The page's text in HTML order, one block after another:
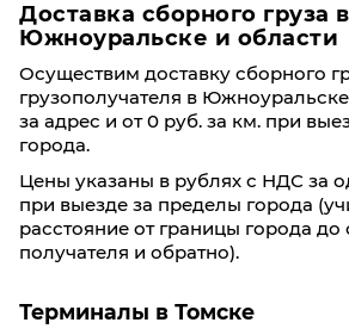
Доставка сборного груза в
Южноуральске и области
Осуществим доставку сборного
грузополучателя в
за адрес и от 0 руб. за км. при
города.
Цены указаны в рублях с НДС за
при выезде за пределы города
расстояние от границы города до
получателя и обратно).
Терминалы в Томске